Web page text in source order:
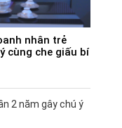
nhân trẻ
cùng che giấu bí
2 năm gây chú ý